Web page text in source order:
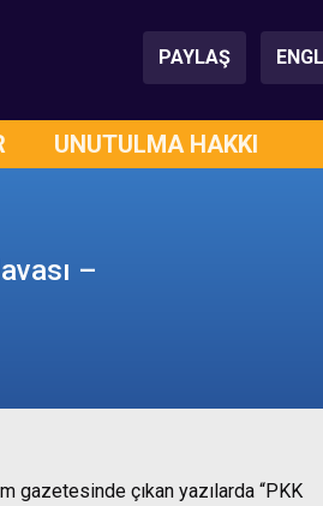
PAYLAŞ
UNUTULMA HAKKI
–
gazetesinde çıkan yazılarda “PKK